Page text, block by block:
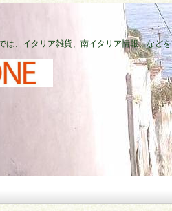
は、イタリア雑貨、南イタリア情報、など